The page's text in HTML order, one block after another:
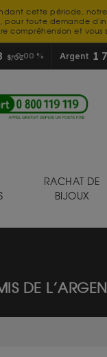
cette période,
pour toute demande
compréhension et
$/OZ0.00 % Argent 1
RACHAT DE
BIJOUX
DE